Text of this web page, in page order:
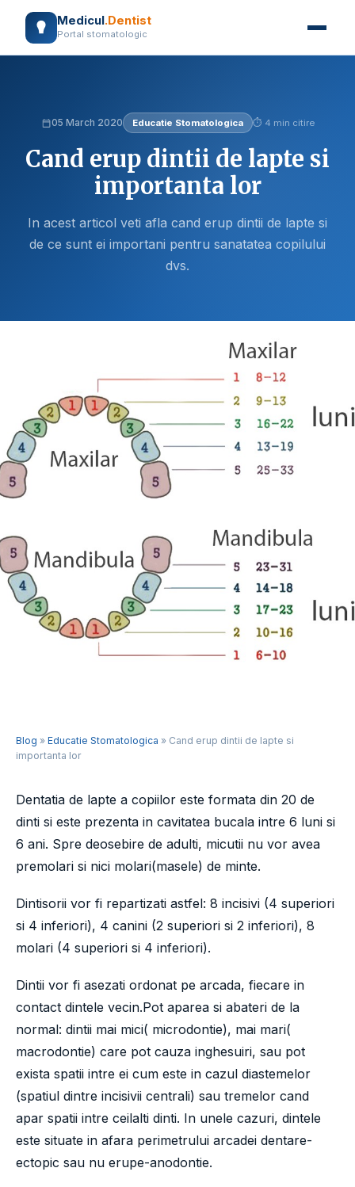
Medicul.Dentist
Portal stomatologic
05 March 2020 Educatie Stomatologica ⏱ 4 min citire
Cand erup dintii de lapte si
importanta lor
In acest articol veti afla cand erup dintii de lapte si
de ce sunt ei importani pentru sanatatea copilului
dvs.
Blog » Educatie Stomatologica » Cand erup dintii de lapte si
importanta lor
Dentatia de lapte a copiilor este formata din 20 de
dinti si este prezenta in cavitatea bucala intre 6 luni si
6 ani. Spre deosebire de adulti, micutii nu vor avea
premolari si nici molari(masele) de minte.
Dintisorii vor fi repartizati astfel: 8 incisivi (4 superiori
si 4 inferiori), 4 canini (2 superiori si 2 inferiori), 8
molari (4 superiori si 4 inferiori).
Dintii vor fi asezati ordonat pe arcada, fiecare in
contact dintele vecin.Pot aparea si abateri de la
normal: dintii mai mici( microdontie), mai mari(
macrodontie) care pot cauza inghesuiri, sau pot
exista spatii intre ei cum este in cazul diastemelor
(spatiul dintre incisivii centrali) sau tremelor cand
apar spatii intre ceilalti dinti. In unele cazuri, dintele
este situate in afara perimetrului arcadei dentare-
ectopic sau nu erupe-anodontie.